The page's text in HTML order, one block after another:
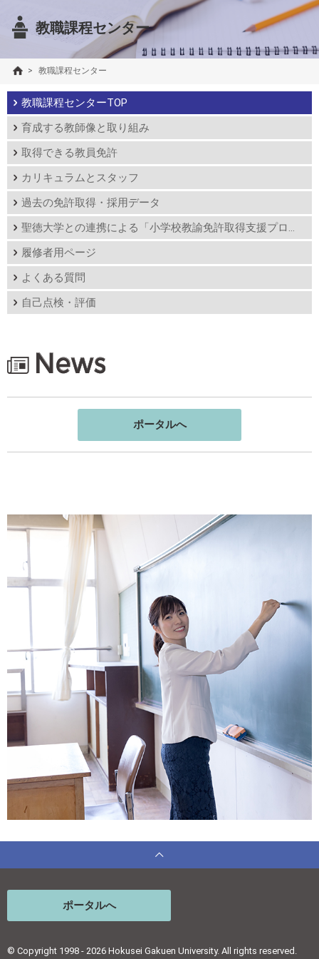
教職課程センター
> 教職課程センター
教職課程センターTOP
育成する教師像と取り組み
取得できる教員免許
カリキュラムとスタッフ
過去の免許取得・採用データ
聖徳大学との連携による「小学校教諭免許取得支援プログラム」について
履修者用ページ
よくある質問
自己点検・評価
ポータルへ
ポータルへ
© Copyright 1998 - 2026 Hokusei Gakuen University. All rights reserved.